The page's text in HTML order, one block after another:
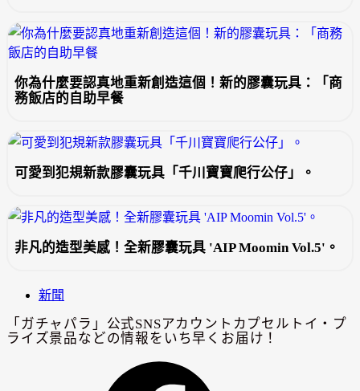
你為什麼要認真地重新創造這個！新的膠囊玩具：「商
務飯店的自助早餐
可愛到犯規新款膠囊玩具「千川寶寶爬行公仔」。
非凡的造型美感！全新膠囊玩具 'AIP Moomin Vol.5'。
新聞